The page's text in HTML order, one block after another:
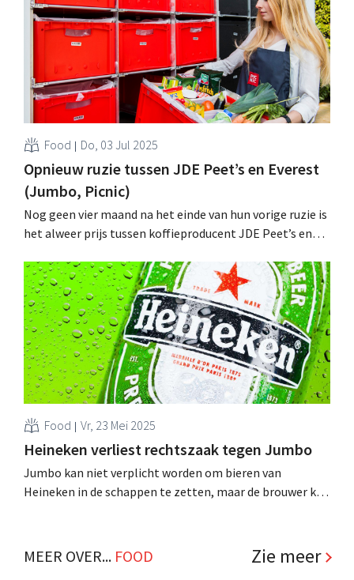
Food Do, 03 Jul 2025
Opnieuw ruzie tussen JDE Peet’s en Everest
(Jumbo, Picnic)
Nog geen vier maand na het einde van hun vorige ruzie is
het alweer prijs tussen koffieproducent JDE Peet’s en
andere Jumbo en Picnic groepeert, wil geen Douwe
Egberts meer inkopen na een forse prijsverhoging
eergisteren. .
Food Vr, 23 Mei 2025
Heineken verliest rechtszaak tegen Jumbo
Jumbo kan niet verplicht worden om bieren van
Heineken in de schappen te zetten, maar de brouwer kan
geding beslist. .
MEER OVER... FOOD Zie meer